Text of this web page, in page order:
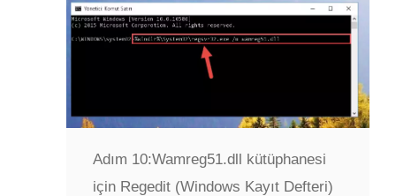
Adım 10:Wamreg51.dll kütüphanesi
için Regedit (Windows Kayıt Defteri)